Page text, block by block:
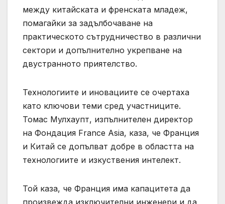
между китайската и френската младеж,
помагайки за задълбочаване на
практическото сътрудничество в различни
сектори и допълнително укрепване на
двустранното приятелство.
Технологиите и иновациите се очертаха
като ключови теми сред участниците.
Томас Мулхаупт, изпълнителен директор
на Фондация France Asia, каза, че Франция
и Китай се допълват добре в областта на
технологиите и изкуствения интелект.
Той каза, че Франция има капацитета да
произвежда изключителни инженери и да